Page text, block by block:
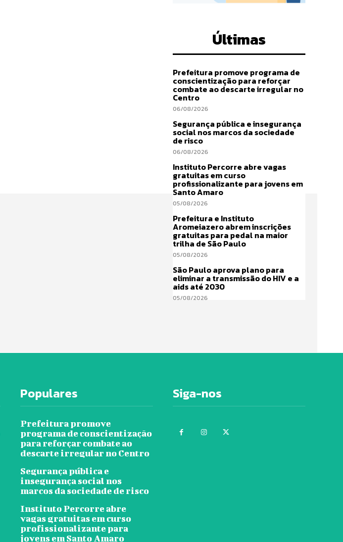
Últimas
Prefeitura promove programa de
conscientização para reforçar
combate ao descarte irregular no
Centro
06/08/2026
Segurança pública e insegurança
social nos marcos da sociedade
de risco
06/08/2026
Instituto Percorre abre vagas
gratuitas em curso
profissionalizante para jovens em
Santo Amaro
05/08/2026
Prefeitura e Instituto
Aromeiazero abrem inscrições
gratuitas para pedal na maior
trilha de São Paulo
05/08/2026
São Paulo aprova plano para
eliminar a transmissão do HIV e a
aids até 2030
05/08/2026
Populares
Prefeitura promove
programa de conscientização
para reforçar combate ao
descarte irregular no Centro
Segurança pública e
insegurança social nos
marcos da sociedade de risco
Instituto Percorre abre
vagas gratuitas em curso
profissionalizante para
jovens em Santo Amaro
Siga-nos